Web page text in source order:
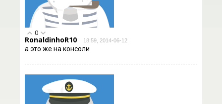
0
RonaldinhoR10 18:59, 2014-06-12
а это же на консоли